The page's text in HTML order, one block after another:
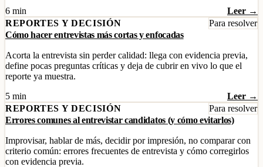
6 min
Leer →
REPORTES Y DECISIÓN
Para resolver
Cómo hacer entrevistas más cortas y enfocadas
Acorta la entrevista sin perder calidad: llega con evidencia previa,
define pocas preguntas críticas y deja de cubrir en vivo lo que el
reporte ya muestra.
5 min
Leer →
REPORTES Y DECISIÓN
Para resolver
Errores comunes al entrevistar candidatos (y cómo evitarlos)
Improvisar, hablar de más, decidir por impresión, no comparar con
criterio común: errores frecuentes de entrevista y cómo corregirlos
con evidencia previa.